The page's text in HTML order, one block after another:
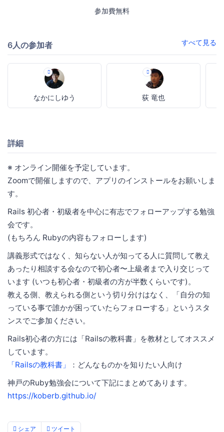
参加費無料
6人の参加者 すべて見る
なかにしゆう 荻 竜也
詳細
※ オンライン開催を予定しています。
Zoomで開催しますので、アプリのインストールをお願いしま
す。
Rails 初心者・初級者を中心に有志でフォローアップする勉強
会です。
(もちろん Rubyの内容もフォローします)
講義形式ではなく、知らない人が知ってる人に質問して教え
あったり相談する会なので初心者〜上級者まで入り交じって
います (いつも初心者・初級者の方が半数くらいです)。
教える側、教えられる側という切り分けはなく、「自分の知
っている事で誰かが困っていたらフォローする」というスタ
ンスでご参加ください。
Rails初心者の方には「Railsの教科書」を教材としてオススメ
しています。
「Railsの教科書」
：どんなものかを知りたい人向け
神戸のRuby勉強会について下記にまとめてあります。
https://koberb.github.io/
シェア ツイート